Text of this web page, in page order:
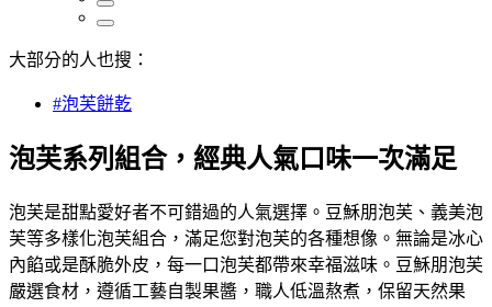
大部分的人也搜：
#泡芙餅乾
泡芙系列組合，經典人氣口味一次滿足
泡芙是甜點愛好者不可錯過的人氣選擇。豆穌朋泡芙、義美泡
芙等多樣化泡芙組合，滿足您對泡芙的各種想像。無論是冰心
內餡或是酥脆外皮，每一口泡芙都帶來幸福滋味。豆穌朋泡芙
嚴選食材，遵循工藝自製果醬，職人低溫熬煮，保留天然果